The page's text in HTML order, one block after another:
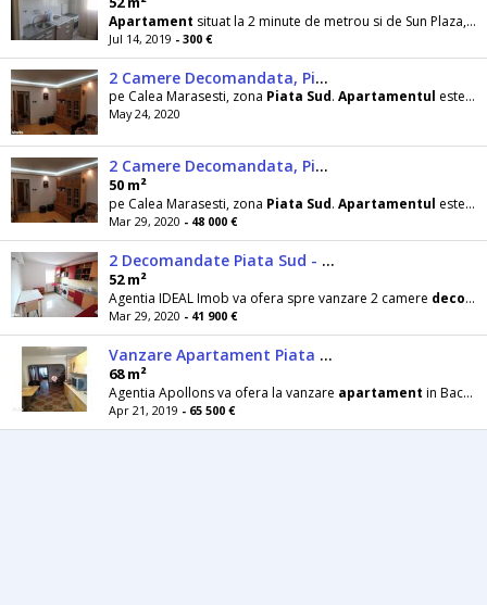
Apartament situat la 2 minute de metrou si de Sun Plaza,
Jul 14, 2019 - 300 €
2 Camere Decomandata, Piata Sud
pe Calea Marasesti, zona Piata Sud. Apartamentul este spatios, compartimentat optim si dispune de balcon
May 24, 2020
2 Camere Decomandata, Piata Sud
50 m²
pe Calea Marasesti, zona Piata Sud. Apartamentul este spatios, compartimentat optim si dispune de balcon
Mar 29, 2020 - 48 000 €
2 Decomandate Piata Sud - Mobilat
52 m²
Agentia IDEAL Imob va ofera spre vanzare 2 camere decomandate
Mar 29, 2020 - 41 900 €
Vanzare Apartament Piata Sud
68 m²
Agentia Apollons va ofera la vanzare apartament in Bacau situat in apropiere de
Apr 21, 2019 - 65 500 €